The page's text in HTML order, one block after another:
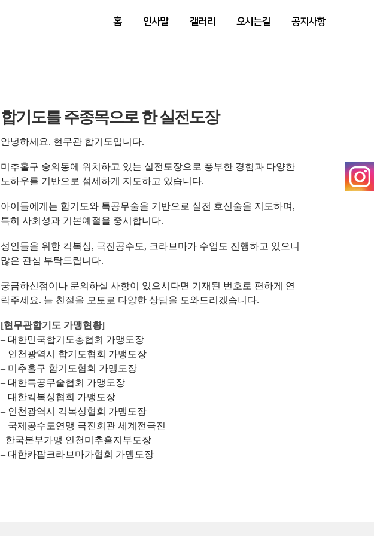
홈 인사말 갤러리 오시는길 공지사항
합기도를 주종목으로 한 실전도장
안녕하세요. 현무관 합기도입니다.
미추홀구 숭의동에 위치하고 있는 실전도장으로 풍부한 경험과 다양한
노하우를 기반으로 섬세하게 지도하고 있습니다.
아이들에게는 합기도와 특공무술을 기반으로 실전 호신술을 지도하며,
특히 사회성과 기본예절을 중시합니다.
성인들을 위한 킥복싱, 극진공수도, 크라브마가 수업도 진행하고 있으니
많은 관심 부탁드립니다.
궁금하신점이나 문의하실 사항이 있으시다면 기재된 번호로 편하게 연
락주세요. 늘 친절을 모토로 다양한 상담을 도와드리겠습니다.
[현무관합기도 가맹현황]
– 대한민국합기도총협회 가맹도장
– 인천광역시 합기도협회 가맹도장
– 미추홀구 합기도협회 가맹도장
– 대한특공무술협회 가맹도장
– 대한킥복싱협회 가맹도장
– 인천광역시 킥복싱협회 가맹도장
– 국제공수도연맹 극진회관 세계전극진
한국본부가맹 인천미추홀지부도장
– 대한카팝크라브마가협회 가맹도장